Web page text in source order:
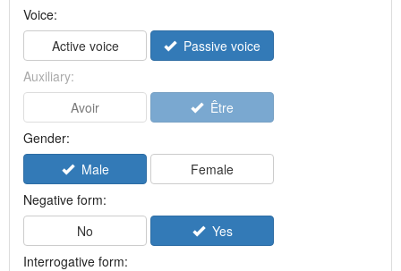
Voice:
Active voice
Passive voice
Auxiliary:
Avoir
Être
Gender:
Male
Female
Negative form:
No
Yes
Interrogative form: